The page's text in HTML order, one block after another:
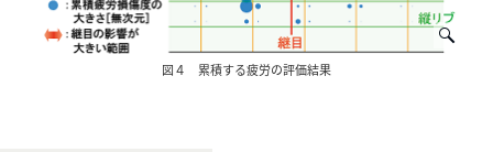
図４ 累積する疲労の評価結果